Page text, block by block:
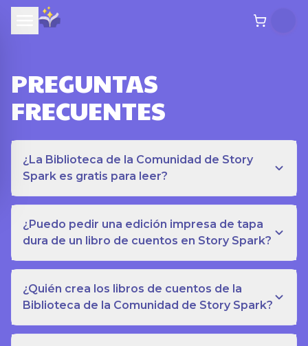
PREGUNTAS
FRECUENTES
¿La Biblioteca de la Comunidad de Story
Spark es gratis para leer?
¿Puedo pedir una edición impresa de tapa
dura de un libro de cuentos en Story Spark?
¿Quién crea los libros de cuentos de la
Biblioteca de la Comunidad de Story Spark?